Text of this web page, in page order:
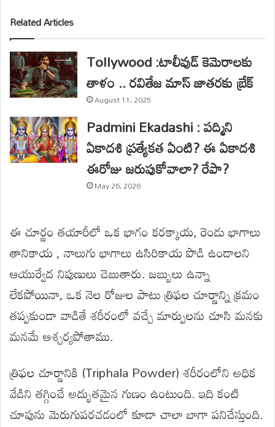
Related Articles
Tollywood :టాలీవుడ్ కెమెరాలకు
తాళం .. రవితేజ మాస్ జాతరకు బ్రేక్
August 11, 2025
Padmini Ekadashi : పద్మిని
ఏకాదశి ప్రత్యేకత ఏంటి? ఈ ఏకాదశి
ఈరోజు జరుపుకోవాలా? రేపా?
May 26, 2026
ఈ చూర్ణం తయారీలో ఒక భాగం కరక్కాయ, రెండు భాగాలు
తానికాయ , నాలుగు భాగాలు ఉసిరికాయ పొడి ఉండాలని
ఆయుర్వేద నిపుణులు చెబుతారు. జబ్బులు ఉన్నా
లేకపోయినా, ఒక నెల రోజుల పాటు త్రిఫల చూర్ణాన్ని క్రమం
తప్పకుండా వాడితే శరీరంలో వచ్చే మార్పులను చూసి మనకు
మనమే ఆశ్చర్యపోతాము.
త్రిఫల చూర్ణానికి (Triphala Powder) శరీరంలోని అధిక
వేడిని తగ్గించే అద్భుతమైన గుణం ఉంటుంది. ఇది కంటి
చూపును మెరుగుపరచడంలో కూడా చాలా బాగా పనిచేస్తుంది.